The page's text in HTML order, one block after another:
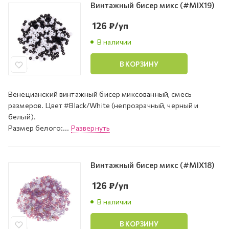
Винтажный бисер микс (#MIX19)
В наличии
126 ₽/уп
В КОРЗИНУ
Венецианский винтажный бисер миксованный, смесь
размеров. Цвет #Black/White (непрозрачный, черный и
белый).
Размер белого:... Развернуть
Винтажный бисер микс (#MIX18)
В наличии
126 ₽/уп
В КОРЗИНУ